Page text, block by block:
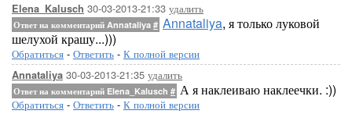
Elena_Kalusch 30-03-2013-21:33 удалить
Ответ на комментарий Annataliya # Annataliya, я только луковой
шелухой крашу...)))
Обратиться - Ответить - К полной версии
Annataliya 30-03-2013-21:35 удалить
Ответ на комментарий Elena_Kalusch # А я наклеиваю наклеечки. :))
Обратиться - Ответить - К полной версии